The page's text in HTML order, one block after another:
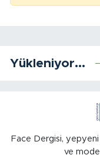
Yükleniyor...
Face Dergisi,
ve